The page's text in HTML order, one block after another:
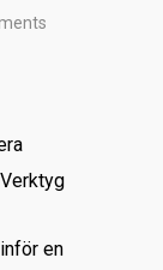
en